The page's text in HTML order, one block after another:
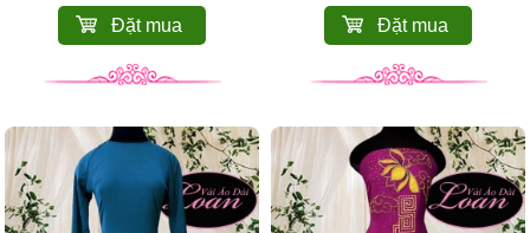
Đặt mua Đặt mua